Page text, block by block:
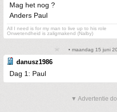
Mag het nog ?
Anders Paul
All I need is for my man to live up to his role
Onwetendheid is zaligmakend (Nalby)
• maandag 15 juni
danusz1986
Dag 1: Paul
▼ Advertentie